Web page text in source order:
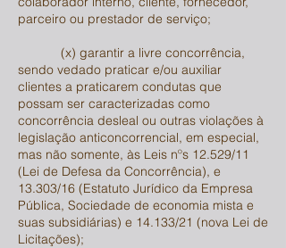
parceiro ou prestador de serviço;
(x) garantir a livre concorrência,
sendo vedado praticar e/ou auxiliar
clientes a praticarem condutas que
possam ser caracterizadas como
concorrência desleal ou outras violações à
legislação anticoncorrencial, em especial,
mas não somente, às Leis nºs 12.529/11
(Lei de Defesa da Concorrência), e
13.303/16 (Estatuto Jurídico da Empresa
Pública, Sociedade de economia mista e
suas subsidiárias) e 14.133/21 (nova Lei de
Licitações);